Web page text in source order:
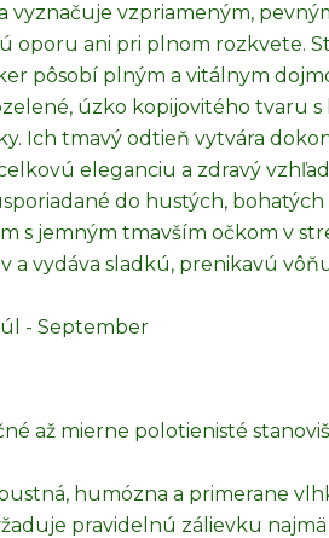
vyznačuje vzpriameným,
oporu ani pri plnom rozkvete.
pôsobí plným a vitálnym
úzko kopijovitého tvaru
Ich tmavý odtieň vytvára
eleganciu a zdravý
do hustých,
s jemným tmavším očkom v
a vydáva sladkú, prenikavú
- September
až mierne polotienisté
humózna a primerane
pravidelnú zálievku